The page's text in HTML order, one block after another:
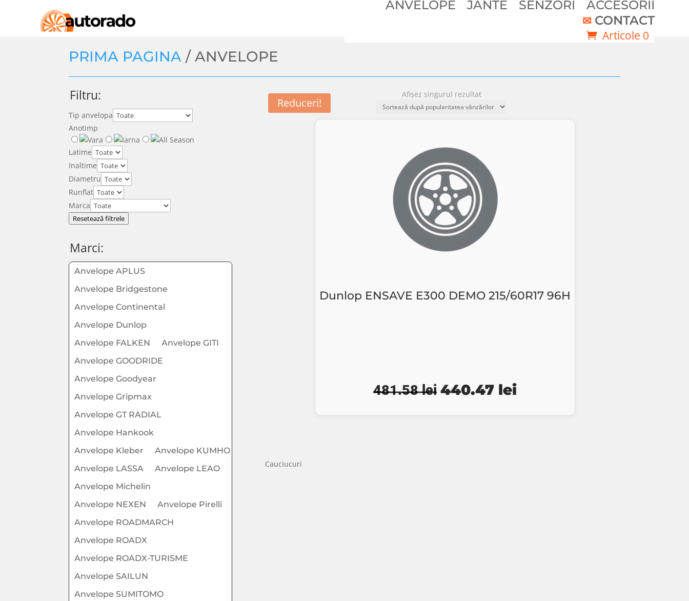
ANVELOPE JANTE SENZORI
ACCESORII
CONTACT
Articole 0
PRIMA PAGINA / ANVELOPE
Filtru:
Tip anvelopa
Anotimp
Latime
Inaltime
Diametru
Runflat
Marca
Resetează filtrele
Marci:
Anvelope APLUS
Anvelope Bridgestone
Anvelope Continental
Anvelope Dunlop
Anvelope FALKEN
Anvelope GITI
Anvelope GOODRIDE
Anvelope Goodyear
Anvelope Gripmax
Anvelope GT RADIAL
Anvelope Hankook
Anvelope Kleber
Anvelope KUMHO
Anvelope LASSA
Anvelope LEAO
Anvelope Michelin
Anvelope NEXEN
Anvelope Pirelli
Anvelope ROADMARCH
Anvelope ROADX
Anvelope ROADX-TURISME
Anvelope SAILUN
Anvelope SUMITOMO
Afișez singurul rezultat
Reduceri!
Dunlop ENSAVE E300 DEMO 215/60R17 96H
481.58lei
inițial
a
440.47 lei
este:
Cauciucuri